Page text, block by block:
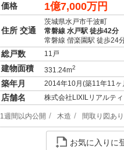
価格
1億7,000万円
住所 交通
茨城県水戸市千波町
常磐線 水戸駅 徒歩42分
常磐線 偕楽園駅 徒歩24
総戸数 11戸
建物面積 331.24m2
築年月 2014年10月(築11年11ヶ
店舗名 株式会社LIXILリアルテ
1週間以内公開 木造 間取り図あり
お気に入りに